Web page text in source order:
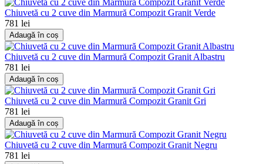
Chiuvetă cu 2 cuve din Marmură Compozit Granit Verde
781 lei
Adaugă în coș
Chiuvetă cu 2 cuve din Marmură Compozit Granit Albastru
781 lei
Adaugă în coș
Chiuvetă cu 2 cuve din Marmură Compozit Granit Gri
781 lei
Adaugă în coș
Chiuvetă cu 2 cuve din Marmură Compozit Granit Negru
781 lei